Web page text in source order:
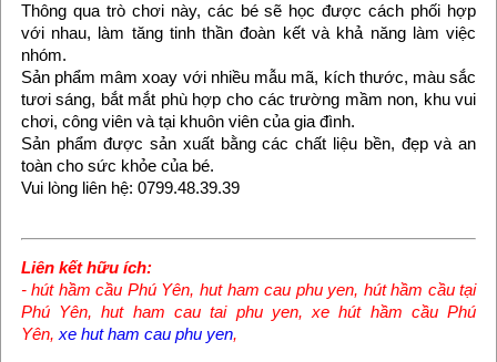
Thông qua trò chơi này, các bé sẽ học được cách phối hợp
với nhau, làm tăng tinh thần đoàn kết và khả năng làm việc
nhóm.
Sản phẩm mâm xoay với nhiều mẫu mã, kích thước, màu sắc
tươi sáng, bắt mắt phù hợp cho các trường mầm non, khu vui
chơi, công viên và tại khuôn viên của gia đình.
Sản phẩm được sản xuất bằng các chất liệu bền, đẹp và an
toàn cho sức khỏe của bé.
Vui lòng liên hệ: 0799.48.39.39
Liên kết hữu ích:
-hút hầm cầu Phú Yên, hut ham cau phu yen, hút hầm cầu tại
Phú Yên,hut ham cau tai phu yen,xe hút hầm cầu Phú
Yên, xe hut ham cau phu yen,